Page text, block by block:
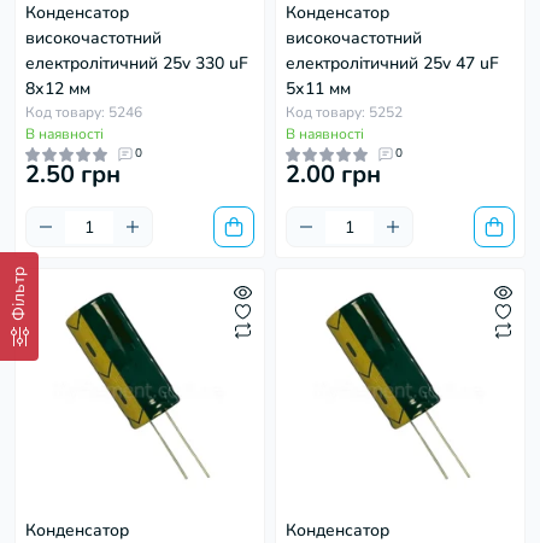
Фільтр
Конденсатор
високочастотний
електролітичний 25v 330 uF
8х12 мм
Код товару: 5246
В наявності
0
2.50 грн
Конденсатор
високочастотний
електролітичний 25v 47 uF
5х11 мм
Код товару: 5252
В наявності
0
2.00 грн
Конденсатор
Конденсатор